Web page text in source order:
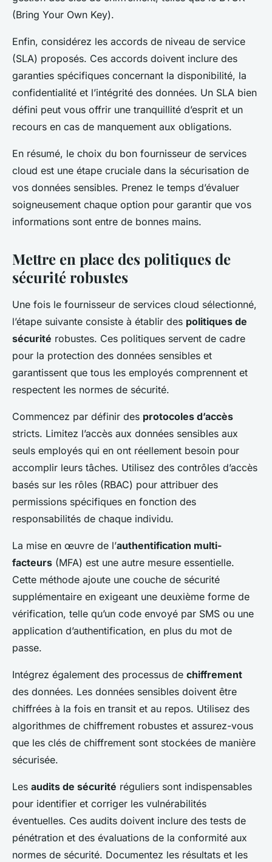
(Bring Your Own Key).
Enfin, considérez les accords de niveau de service
(SLA) proposés. Ces accords doivent inclure des
garanties spécifiques concernant la disponibilité, la
confidentialité et l’intégrité des données. Un SLA bien
défini peut vous offrir une tranquillité d’esprit et un
recours en cas de manquement aux obligations.
En résumé, le choix du bon fournisseur de services
cloud est une étape cruciale dans la sécurisation de
vos données sensibles. Prenez le temps d’évaluer
soigneusement chaque option pour garantir que vos
informations sont entre de bonnes mains.
Mettre en place des politiques de
sécurité robustes
Une fois le fournisseur de services cloud sélectionné,
l’étape suivante consiste à établir des politiques de
sécurité robustes. Ces politiques servent de cadre
pour la protection des données sensibles et
garantissent que tous les employés comprennent et
respectent les normes de sécurité.
Commencez par définir des protocoles d’accès
stricts. Limitez l’accès aux données sensibles aux
seuls employés qui en ont réellement besoin pour
accomplir leurs tâches. Utilisez des contrôles d’accès
basés sur les rôles (RBAC) pour attribuer des
permissions spécifiques en fonction des
responsabilités de chaque individu.
La mise en œuvre de l’authentification multi-
facteurs (MFA) est une autre mesure essentielle.
Cette méthode ajoute une couche de sécurité
supplémentaire en exigeant une deuxième forme de
vérification, telle qu’un code envoyé par SMS ou une
application d’authentification, en plus du mot de
passe.
Intégrez également des processus de chiffrement
des données. Les données sensibles doivent être
chiffrées à la fois en transit et au repos. Utilisez des
algorithmes de chiffrement robustes et assurez-vous
que les clés de chiffrement sont stockées de manière
sécurisée.
Les audits de sécurité réguliers sont indispensables
pour identifier et corriger les vulnérabilités
éventuelles. Ces audits doivent inclure des tests de
pénétration et des évaluations de la conformité aux
normes de sécurité. Documentez les résultats et les